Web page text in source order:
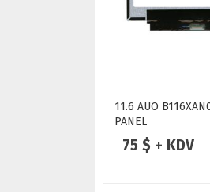
11.6 AUO
PANEL
75 $ + KDV